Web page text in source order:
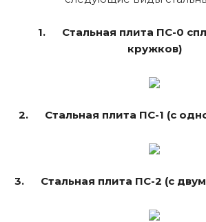
1.
Стальная плита ПС-0
кружков)
2. Стальная плита ПС-1 (с
3. Стальная плита ПС-2 (с